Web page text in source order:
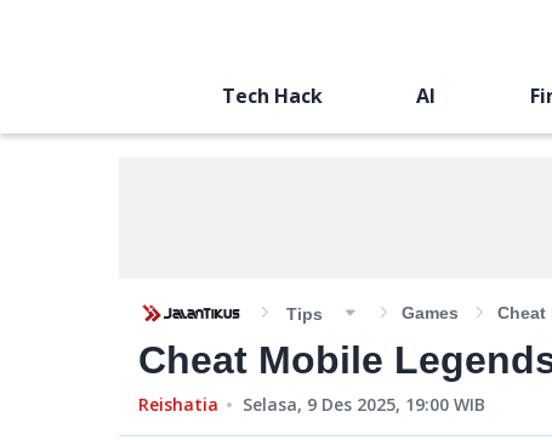
Tech Hack AI
Tips Games Cheat
Cheat Mobile
Reishatia Selasa, 9 Des 2025, 19:00 WIB